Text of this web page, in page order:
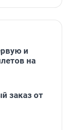
и
на
заказ от